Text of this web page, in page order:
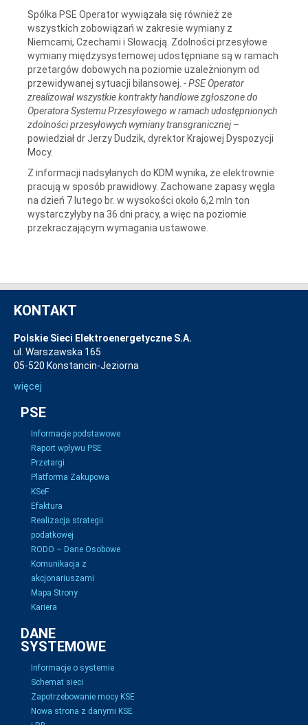
Spółka PSE Operator wywiązała się również ze
wszystkich zobowiązań w zakresie wymiany z
Niemcami, Czechami i Słowacją. Zdolności przesyłowe
wymiany międzysystemowej udostępniane są w ramach
przetargów dobowych na poziomie uzależnionym od
przewidywanej sytuacji bilansowej. - PSE Operator
zrealizował wszystkie kontrakty handlowe zgłoszone do
Operatora Systemu Przesyłowego w ramach udostępnionych
zdolności przesyłowych wymiany transgranicznej –
powiedział dr Jerzy Dudzik, dyrektor Krajowej Dyspozycji
Mocy.
Z informacji nadsyłanych do KDM wynika, że elektrownie
pracują w sposób prawidłowy. Zachowane zapasy węgla
na dzień 7 lutego br. w wysokości około 6,2 mln ton
wystarczyłyby na 36 dni pracy, a więc na poziomie
przekraczającym wymagania ustawowe.
KONTAKT
Polskie Sieci Elektroenergetyczne S.A.
ul. Warszawska 165
05-520 Konstancin-Jeziorna
więcej
PSE
Informacje podstawowe
Raport wpływu PSE
Przetargi
Platforma Zakupowa
KSeF
Efaktura
Realizacja strategii
podatkowej
RODO – Dane Osobowe
Komunikacja z
akcjonariuszami
Mapa Strony
Kariera
DANE
SYSTEMOWE
Informacje o systemie
Schemat sieci
Zapotrzebowanie mocy KSE
Nowa strona z danymi KSE